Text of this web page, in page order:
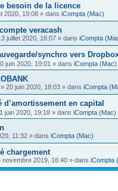
besoin de la licence
2020, 19:08 » dans iCompta (Mac)
veracash
juillet 2020, 16:07 » dans iCompta
synchro vers
juin 2020, 19:01 » dans iCompta (Mac)
» 20 juin 2020, 18:03 » dans iCompta
d’amortissement en capital
juin 2020, 19:18 » dans iCompta (Mac)
11:32 » dans iCompta (Mac)
chargement
novembre 2019, 16:40 » dans iCompta